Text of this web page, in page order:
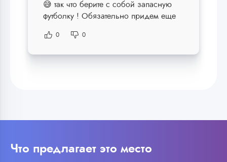
😅 так что берите с собой запасную
футболку ! Обязательно придем еще
0 0
Что предлагает это место